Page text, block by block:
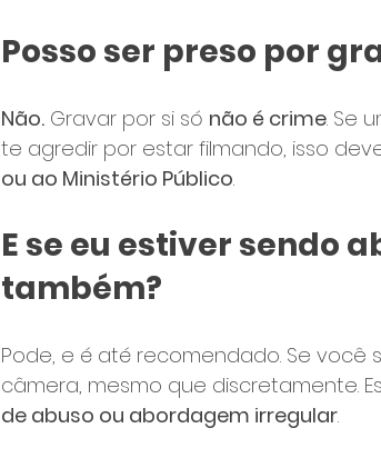
Posso ser preso por
Não. Gravar por si só não é crime. Se
te agredir por estar filmando, isso
ou ao Ministério Público.
E se eu estiver sendo
também?
Pode, e é até recomendado. Se você
câmera, mesmo que discretamente.
de abuso ou abordagem irregular.